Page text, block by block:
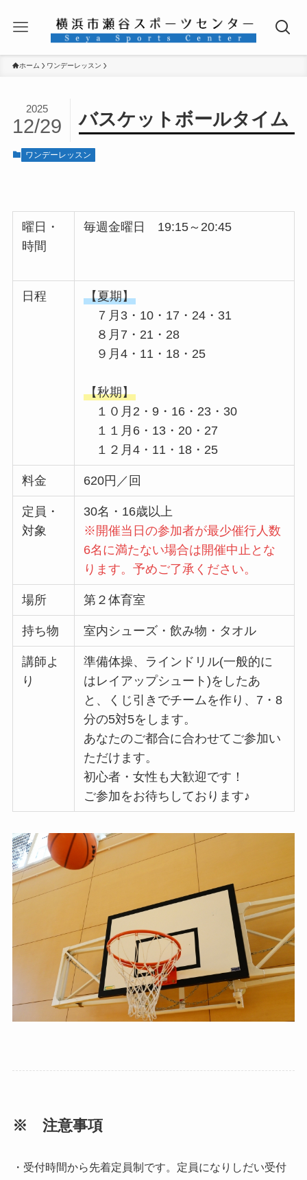
ホーム ワンデーレッスン
バスケットボールタイム
2025
12/29
ワンデーレッスン
曜日・
時間
毎週金曜日 19:15～20:45
日程
【夏期】
７月3・10・17・24・31
８月7・21・28
９月4・11・18・25
【秋期】
１０月2・9・16・23・30
１１月6・13・20・27
１２月4・11・18・25
料金 620円／回
定員・
対象
30名・16歳以上
※開催当日の参加者が最少催行人数
6名に満たない場合は開催中止とな
ります。予めご了承ください。
場所 第２体育室
持ち物 室内シューズ・飲み物・タオル
講師よ
り
準備体操、ラインドリル(一般的に
はレイアップシュート)をしたあ
と、くじ引きでチームを作り、7・8
分の5対5をします。
あなたのご都合に合わせてご参加い
ただけます。
初心者・女性も大歓迎です！
ご参加をお待ちしております♪
※ 注意事項
・受付時間から先着定員制です。定員になりしだい受付